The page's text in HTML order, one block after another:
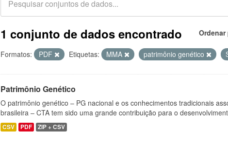
Ordenar
1 conjunto de dados encontrado
Formatos: PDF Etiquetas: MMA patrimônio genético
Patrimônio Genético
O patrimônio genético – PG nacional e os conhecimentos tradicionais
brasileira – CTA tem sido uma grande contribuição para o
CSV PDF ZIP + CSV